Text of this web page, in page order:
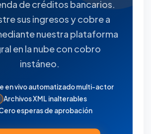
de créditos bancarios.
sus ingresos y cobre a
nuestra plataforma
en la nube con cobro
instáneo.
en vivo automatizado multi-actor
Archivos XML inalterables
esperas de aprobación